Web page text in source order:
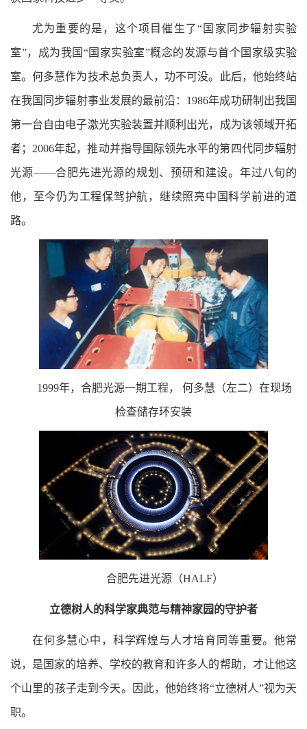
尤为重要的是，这个项目催生了“国家同步辐射实验
室”，成为我国“国家实验室”概念的发源与首个国家级实验
室。何多慧作为技术总负责人，功不可没。此后，他始终站
在我国同步辐射事业发展的最前沿：1986年成功研制出我国
第一台自由电子激光实验装置并顺利出光，成为该领域开拓
者；2006年起，推动并指导国际领先水平的第四代同步辐射
光源——合肥先进光源的规划、预研和建设。年过八旬的
他，至今仍为工程保驾护航，继续照亮中国科学前进的道
路。
1999年，合肥光源一期工程， 何多慧（左二）在现场
检查储存环安装
合肥先进光源（HALF）
立德树人的科学家典范与精神家园的守护者
在何多慧心中，科学辉煌与人才培育同等重要。他常
说，是国家的培养、学校的教育和许多人的帮助，才让他这
个山里的孩子走到今天。因此，他始终将“立德树人”视为天
职。